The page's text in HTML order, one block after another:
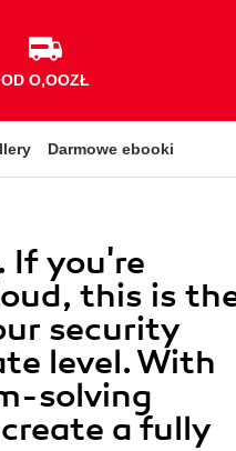
OD O,OOZŁ
Darmowe ebooki
If you're
this is
security
level. With
solving
a fully